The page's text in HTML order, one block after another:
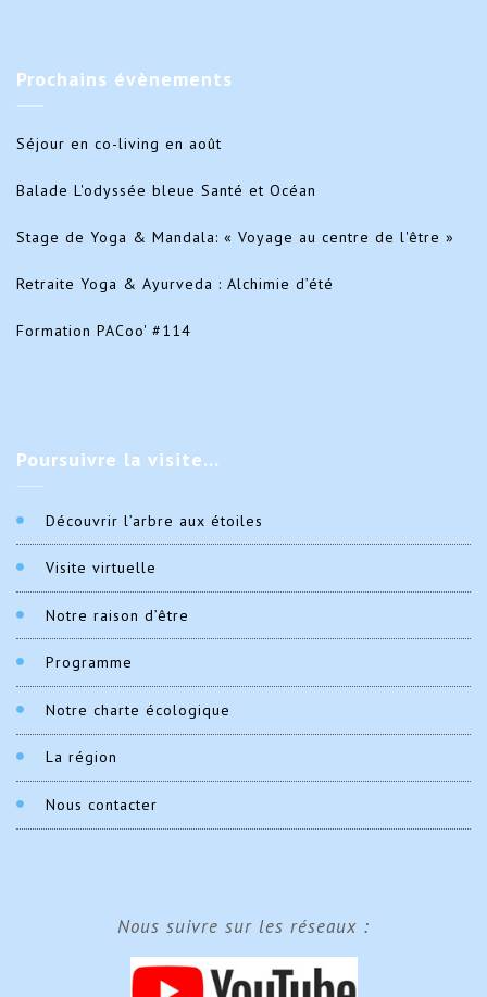
Prochains évènements
Séjour en co-living en août
Balade L'odyssée bleue Santé et Océan
Stage de Yoga & Mandala: « Voyage au centre de l'être »
Retraite Yoga & Ayurveda : Alchimie d’été
Formation PACoo' #114
Poursuivre la visite…
Découvrir l’arbre aux étoiles
Visite virtuelle
Notre raison d’être
Programme
Notre charte écologique
La région
Nous contacter
Nous suivre sur les réseaux :